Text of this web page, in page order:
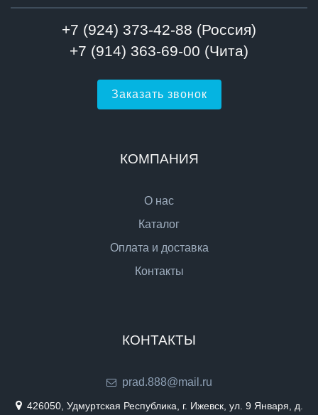
+7 (924) 373-42-88 (Россия)
+7 (914) 363-69-00 (Чита)
Заказать звонок
КОМПАНИЯ
О нас
Каталог
Оплата и доставка
Контакты
КОНТАКТЫ
prad.888@mail.ru
426050, Удмуртская Республика, г. Ижевск, ул. 9 Января, д.